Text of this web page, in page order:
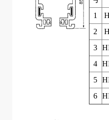
1
2
3
4
5
6